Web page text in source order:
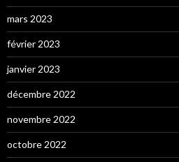
mars 2023
février 2023
janvier 2023
décembre 2022
novembre 2022
octobre 2022